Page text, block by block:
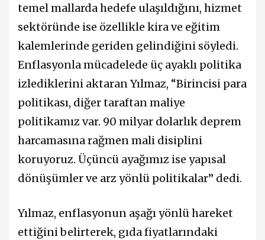
temel mallarda hedefe ulaşıldığını, hizmet
sektöründe ise özellikle kira ve eğitim
kalemlerinde geriden gelindiğini söyledi.
Enflasyonla mücadelede üç ayaklı politika
izlediklerini aktaran Yılmaz, “Birincisi para
politikası, diğer taraftan maliye
politikamız var. 90 milyar dolarlık deprem
harcamasına rağmen mali disiplini
koruyoruz. Üçüncü ayağımız ise yapısal
dönüşümler ve arz yönlü politikalar” dedi.
Yılmaz, enflasyonun aşağı yönlü hareket
ettiğini belirterek, gıda fiyatlarındaki